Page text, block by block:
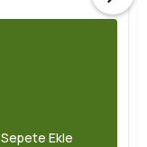
Sepete Ekle